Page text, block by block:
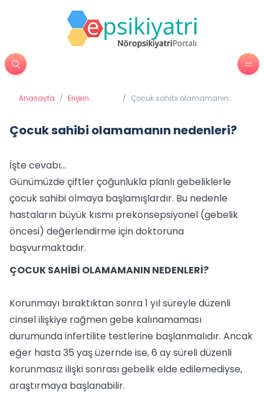
Anasayfa / Erişkin
/ Çocuk sahibi olamamanın
Çocuk sahibi olamamanın nedenleri?
İşte cevabı...
Günümüzde çiftler çoğunlukla planlı gebeliklerle
çocuk sahibi olmaya başlamışlardır. Bu nedenle
hastaların büyük kısmı prekonsepsiyonel (gebelik
öncesi) değerlendirme için doktoruna
başvurmaktadır.
ÇOCUK SAHİBİ OLAMAMANIN NEDENLERİ?
Korunmayı bıraktıktan sonra 1 yıl süreyle düzenli
cinsel ilişkiye rağmen gebe kalınamaması
durumunda infertilite testlerine başlanmalıdır. Ancak
eğer hasta 35 yaş üzernde ise, 6 ay süreli düzenli
korunmasız ilişki sonrası gebelik elde edilemediyse,
araştırmaya başlanabilir.